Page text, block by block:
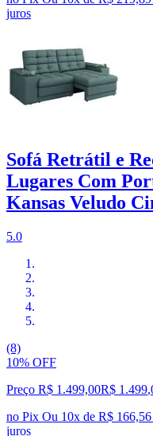
juros
Sofá Retrátil e
Lugares Com
Kansas Veludo
5.0
(8)
10% OFF
Preço R$ 1.499,00R$ 1.499,
no Pix Ou 10x de R$
juros